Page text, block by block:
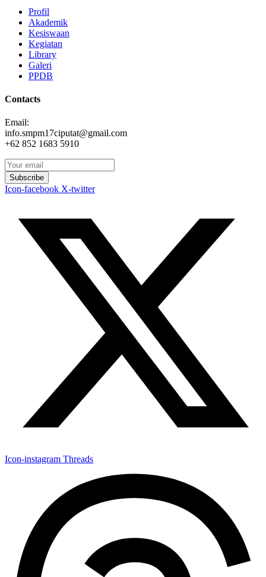
Profil
Akademik
Kesiswaan
Kegiatan
Library
Galeri
PPDB
Contacts
Email:
info.smpm17ciputat@gmail.com
+62 852 1683 5910
Subscribe
Icon-facebook X-twitter
Icon-instagram Threads